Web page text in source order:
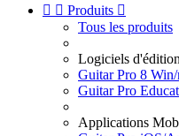
  Produits 
Tous les produits
Logiciels
Guitar Pro 8 Win/
Guitar Pro
Applications